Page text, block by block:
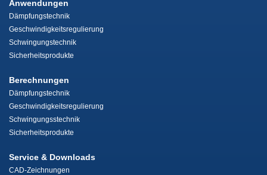
Anwendungen
Dämpfungstechnik
Geschwindigkeitsregulierung
Schwingungstechnik
Sicherheitsprodukte
Berechnungen
Dämpfungstechnik
Geschwindigkeitsregulierung
Schwingungsstechnik
Sicherheitsprodukte
Service & Downloads
CAD-Zeichnungen